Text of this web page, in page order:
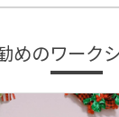
めのワーク